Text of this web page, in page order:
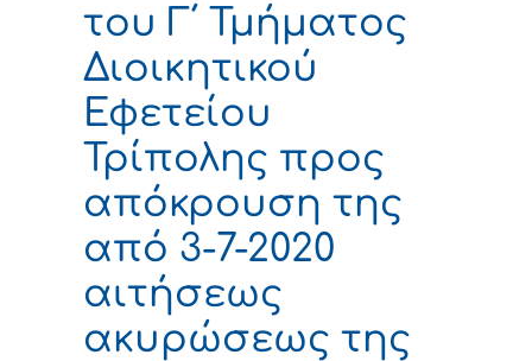
του Γ΄ Τμήματος
Διοικητικού
Εφετείου
Τρίπολης προς
απόκρουση της
από 3-7-2020
αιτήσεως
ακυρώσεως της